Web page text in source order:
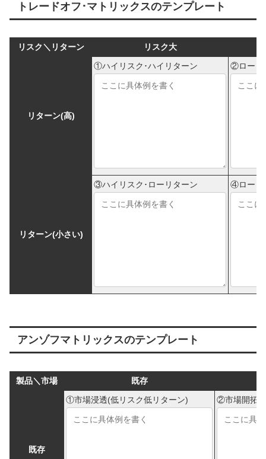
トレードオフ･マトリックスのテンプレート
リスク＼リターン リスク大
リターン(高)
①ハイリスク･ハイリターン ②ローリ
リターン(小さい)
③ハイリスク･ローリターン ④ローリ
アンゾフマトリックスのテンプレート
製品＼市場 既存
既存
①市場浸透(低リスク低リターン) ②市場開拓(